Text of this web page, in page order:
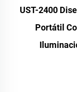
UST-2400
Portátil